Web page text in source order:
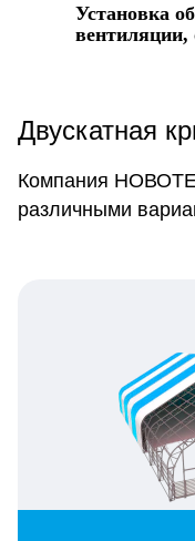
Установка
вентиляции,
Двускатная
Компания
различными